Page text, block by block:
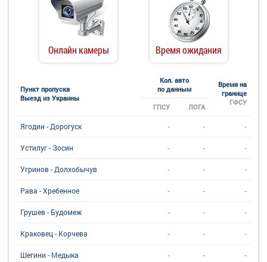
Онлайн камеры Время ожидания
Пункт пропуска
Выезд из Украины
Кол. авто
по данным
Время на
границе
ГФСУ
ГПСУ ЛОГА
Ягодин - Дорогуск - - -
Устилуг - Зосин - - -
Угринов - Долхобычув - - -
Рава - Хребенное - - -
Грушев - Будомеж - - -
Краковец - Корчева - - -
Шегини - Медыка - - -